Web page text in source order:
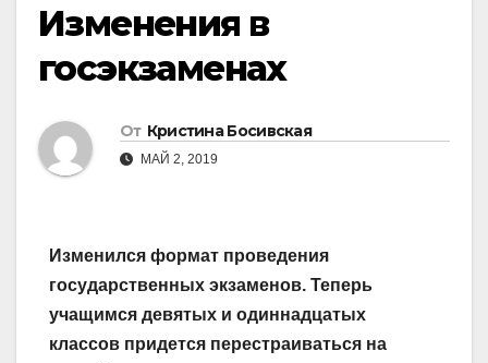
Изменения в
госэкзаменах
От Кристина Босивская
МАЙ 2, 2019
Изменился формат проведения
государственных экзаменов. Теперь
учащимся девятых и одиннадцатых
классов придется перестраиваться на